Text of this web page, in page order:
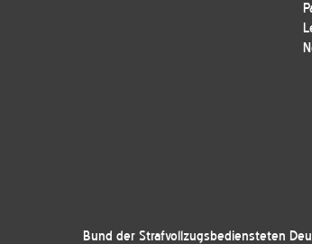
Bund der Strafvollzugsbediensteten